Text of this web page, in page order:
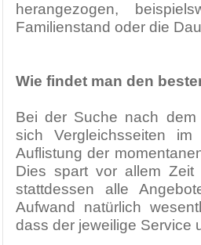
herangezogen,
Familienstand oder die
Wie findet man den
Bei der Suche nach dem
sich Vergleichsseiten
Auflistung der
Dies spart vor allem
stattdessen alle
Aufwand natürlich
dass der jeweilige Service